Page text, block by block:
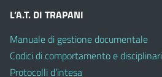
L’A.T. DI TRAPANI
Manuale di gestione documentale
Codici di comportamento e disciplinari
Protocolli d’intesa